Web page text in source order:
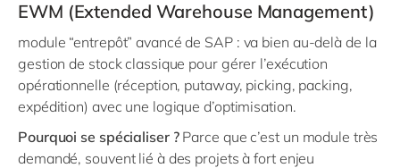
EWM (Extended Warehouse Management)
module “entrepôt” avancé de SAP : va bien au-delà de la
gestion de stock classique pour gérer l’exécution
opérationnelle (réception, putaway, picking, packing,
expédition) avec une logique d’optimisation.
Pourquoi se spécialiser ?Parce que c’est un module très
demandé, souvent lié à des projets à fort enjeu